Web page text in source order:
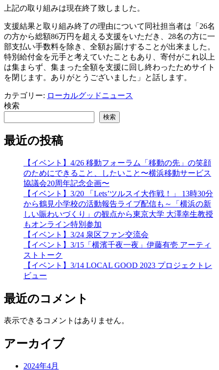
上記の取り組みは現在終了致しました。
支援結果と取り組み終了の理由について同社担当者は「26名
の方から総額86万円を超える支援をいただき、28名の方に一
部支払い手数料を除き、 全額お届けすることが出来ました。
特別給付金を元手と考えていたこともあり、寄付がこれ以上
は集まらず、 集まった全額を支援に回し終わったためサイト
を閉じます。ありがとうございました」と話します。
カテゴリー: ローカルグッドニュース
検索
検索
最近の投稿
【イベント】4/26 移動フォーラム「移動の先」の笑顔
のためにできること、したいこと〜横浜移動サービス
協議会20周年記念企画〜
【イベント】3/20 「Lets’ツルスイ大作戦！」 13時30分
から鶴見小学校の活動報告ライブ配信も～「横浜の新
しい賑わいづくり」の観点から東京大学 大澤幸生教授
もオンライン特別参加
【イベント】3/24 泉区ファン交流会
【イベント】3/15「横濱千夜一夜」伊藤有壱 アーティ
ストトーク
【イベント】3/14 LOCAL GOOD 2023 プロジェクトレ
ビュー
最近のコメント
表示できるコメントはありません。
アーカイブ
2024年4月